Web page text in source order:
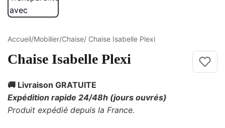
Accueil/Mobilier/Chaise/ Chaise Isabelle Plexi
Chaise Isabelle Plexi
🚚 Livraison GRATUITE
Expédition rapide 24/48h (jours ouvrés)
Produit expédié depuis la France.